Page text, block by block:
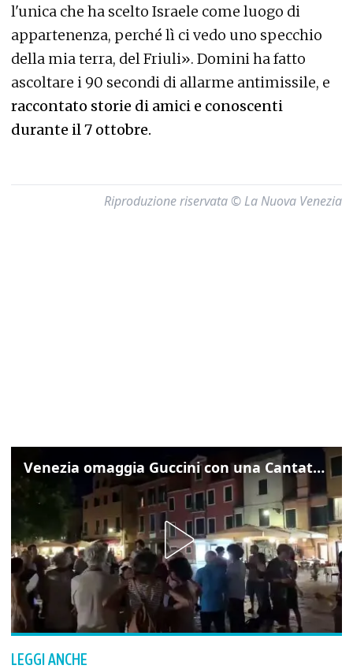
l'unica che ha scelto Israele come luogo di
appartenenza, perché lì ci vedo uno specchio
della mia terra, del Friuli». Domini ha fatto
ascoltare i 90 secondi di allarme antimissile, e
raccontato storie di amici e conoscenti
durante il 7 ottobre.
Riproduzione riservata © La Nuova Venezia
Venezia omaggia Guccini con una Cantata Anarchica in campo Santa Margherita
LEGGI ANCHE